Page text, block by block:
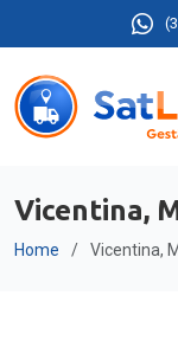
Vicentina,
Home Vicentina,